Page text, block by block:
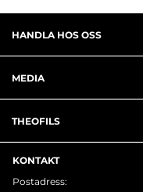
HANDLA HOS OSS
MEDIA
THEOFILS
KONTAKT
Postadress: